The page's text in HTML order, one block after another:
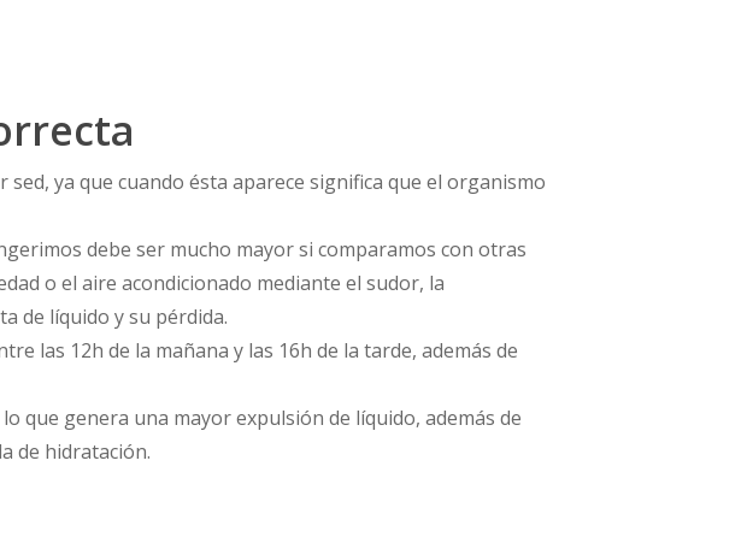
ya que cuando ésta aparece significa que el organismo
debe ser mucho mayor si comparamos con otras
o el aire acondicionado mediante el sudor, la
de líquido y su pérdida.
las 12h de la mañana y las 16h de la tarde, además de
que genera una mayor expulsión de líquido, además de
de hidratación.